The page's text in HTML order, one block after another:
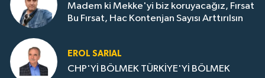
Madem ki Mekke'yi biz koruyacağız, Fırsat
Bu Fırsat, Hac Kontenjan Sayısı Arttırılsın
EROL SARIAL
CHP'Yİ BÖLMEK TÜRKİYE'Yİ BÖLMEK